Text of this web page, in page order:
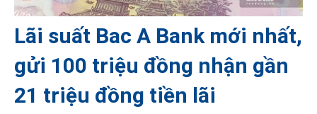
Lãi suất Bac A Bank mới nhất,
gửi 100 triệu đồng nhận gần
21 triệu đồng tiền lãi